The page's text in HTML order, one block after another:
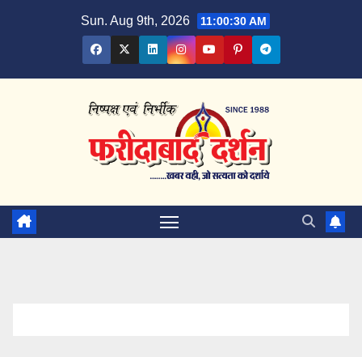
Sun. Aug 9th, 2026 11:00:30 AM